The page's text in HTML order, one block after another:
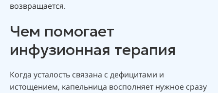
возвращается.
Чем помогает
инфузионная терапия
Когда усталость связана с дефицитами и
истощением, капельница восполняет нужное сразу